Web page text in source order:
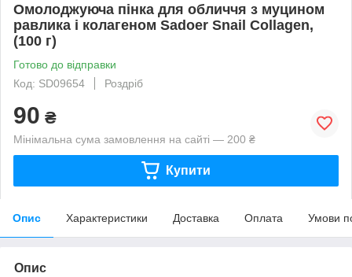
Омолоджуюча пінка для обличчя з муцином
равлика і колагеном Sadoer Snail Collagen,
(100 г)
Готово до відправки
Код: SD09654
Роздріб
90 ₴
Мінімальна сума замовлення на сайті — 200 ₴
Купити
Опис Характеристики Доставка Оплата Умови
Опис